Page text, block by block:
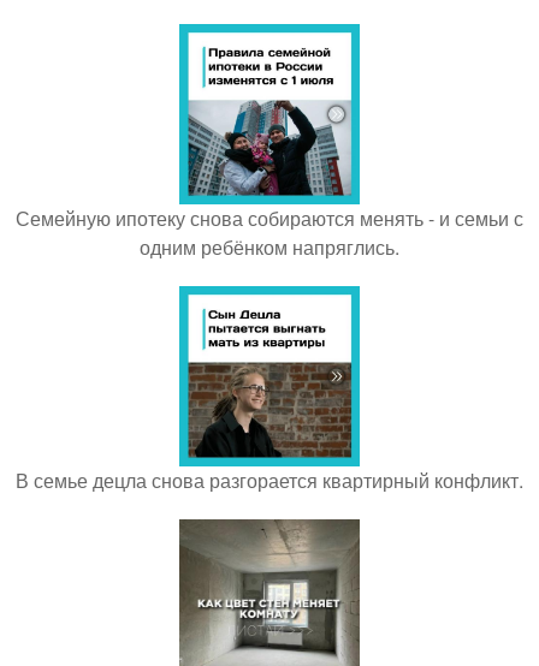
Семейную ипотеку снова собираются менять - и семьи с
одним ребёнком напряглись.
В семье децла снова разгорается квартирный конфликт.